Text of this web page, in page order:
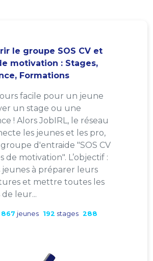
le groupe SOS CV et
motivation : Stages,
Formations
facile pour un jeune
un stage ou une
! Alors JobIRL, le réseau
les jeunes et les pro,
groupe d'entraide "SOS CV
de motivation". L’objectif :
jeunes à préparer leurs
et mettre toutes les
leur...
867 jeunes 192 stages 288